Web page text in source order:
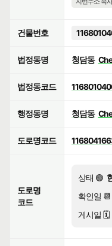
건물번호
법정동명 청담동
법정동코드
행정동명 청담동
도로명코드
도로명
코드
상태 🟢
확인일 📆
게시일 🗓️